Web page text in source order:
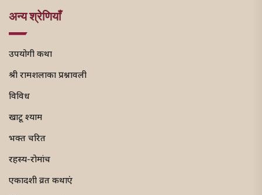
अन्य श्रेणियाँ
उपयोगी कथा
श्री रामशलाका प्रश्नावली
विविध
खाटू श्याम
भक्त चरित
रहस्य-रोमांच
एकादशी व्रत कथाएं